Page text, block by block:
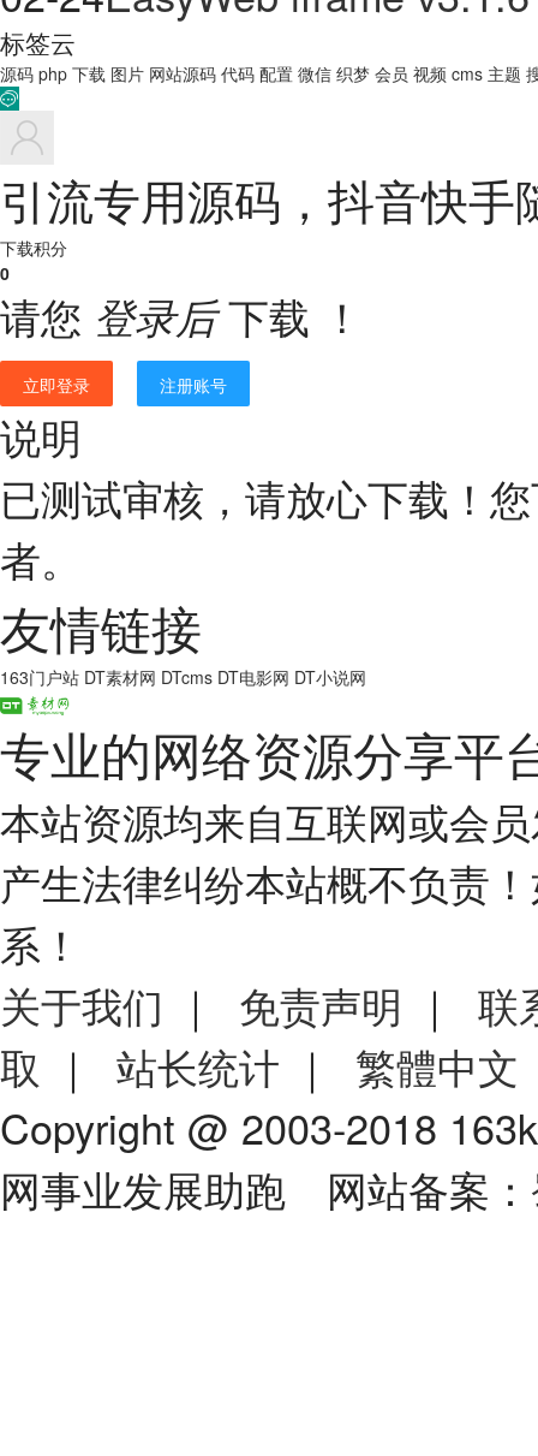
标签云
源码 php 下载 图片 网站源码 代码 配置 微信 织梦 会员 视频 cms 主题

引流专用源码，抖音快手
下载积分
0
请您 登录后下载 ！
立即登录 注册账号
说明
已测试审核，请放心下载！
者。
友情链接
163门户站 DT素材网 DTcms DT电影网 DT小说网
专业的网络资源分享平
本站资源均来自互联网或会
产生法律纠纷本站概不负责
系！
关于我们 ｜ 免责声明 ｜ 联
取 ｜ 站长统计 ｜ 繁體中文
Copyright @ 2003-2018
网事业发展助跑 网站备案：